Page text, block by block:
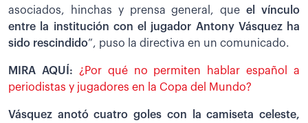
asociados, hinchas y prensa general, queel vínculo
entre la institución con el jugador Antony Vásquez ha
sido rescindido”, puso la directiva en un comunicado.
MIRA AQUÍ:
¿Por qué no permiten hablar español a
periodistas y jugadores en la Copa del Mundo?
Vásquez anotó cuatro goles con la camiseta celeste,